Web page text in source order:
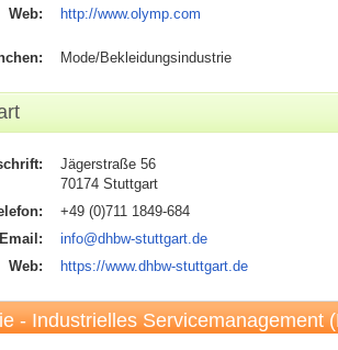
Web:
http://www.olymp.com
Mode/Bekleidungsindustrie
Jägerstraße 56
70174 Stuttgart
+49 (0)711 1849-684
Email:
info@dhbw-stuttgart.de
Web:
https://www.dhbw-stuttgart.de
- Industrielles Servicemanagement